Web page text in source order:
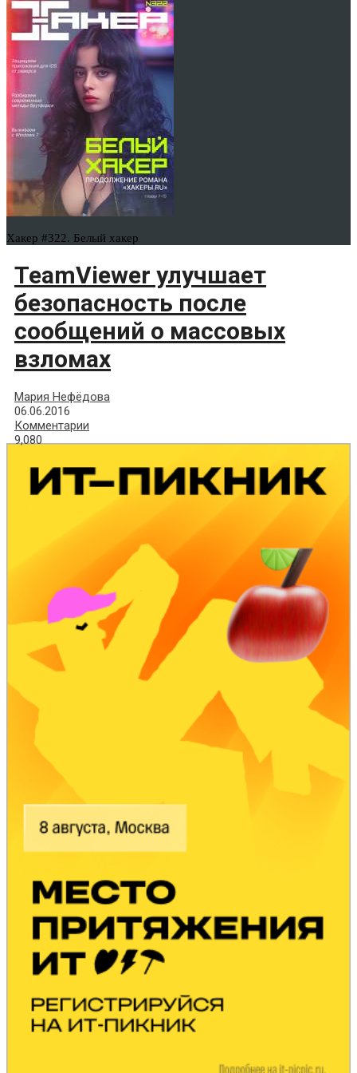
Хакер #322. Белый хакер
TeamViewer улучшает
безопасность после
сообщений о массовых
взломах
Мария Нефёдова
06.06.2016
Комментарии
9,080